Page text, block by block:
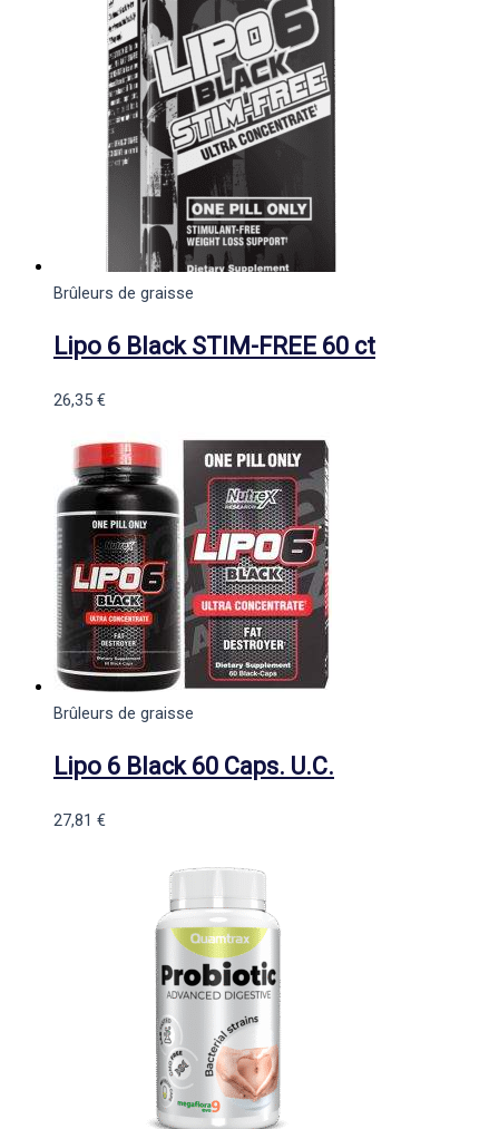
Brûleurs de graisse
Lipo 6 Black STIM-FREE 60 ct
26,35 €
Brûleurs de graisse
Lipo 6 Black 60 Caps. U.C.
27,81 €